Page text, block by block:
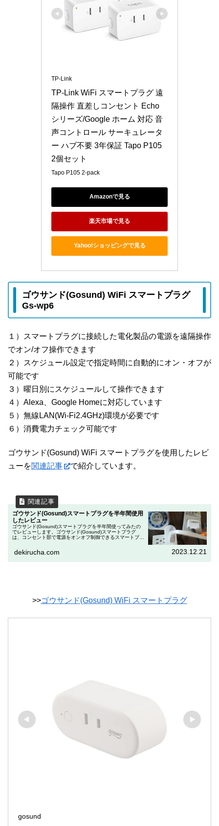
TP-Link
TP-Link WiFi スマートプラグ 遠
隔操作 直差しコンセント Echo
シリーズ/Google ホーム 対応 音
声コントロール サーキュレータ
ー ハブ不要 3年保証 Tapo P105
2個セット
Tapo P105 2-pack
Amazonで見る
楽天市場で見る
Yahoo!ショッピングで見る
ゴウサンド(Gosund) WiFi スマートプラグ
Gs-wp6
１）スマートプラグに接続した電化製品の電源を遠隔操作
でオン/オフ操作できます
２）スケジュール設定で指定時間に自動的にオン・オフが
可能です
３）曜日別にスケジュールして操作できます
４）Alexa、Google Homeに対応しています
５）無線LAN(Wi-Fi2.4GHz)環境が必要です
６）消費電力チェック可能です
ゴウサンド(Gosund) WiFi スマートプラグを使用したレビ
ューを関連記事 で紹介しています。
ゴウサンド(Gosund)スマートプラグを半年間使用
したレビュー
ゴウサンド(Gosund)スマートプラグを半年間使ってみたの
でレビューします。ゴウサンド(Gosund)スマートプラグ
は、コンセント部で電源をオンオフ制御できるスマートプラ
dekirucha.com 2023.12.21
>>ゴウサンド(Gosund) WiFi スマートプラグ
gosund